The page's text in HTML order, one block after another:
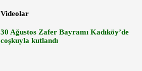
Videolar
30 Ağustos Zafer Bayramı Kadıköy’de
coşkuyla kutlandı